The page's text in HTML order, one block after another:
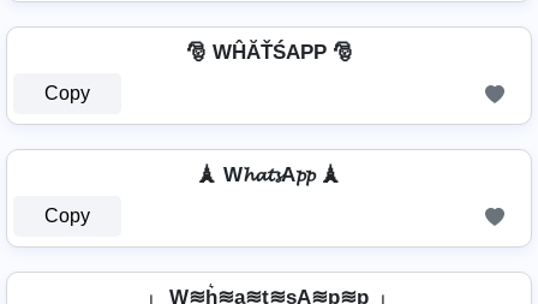
🎅 WĤĂŤŚAРР 🎅
Copy
🗼 W𝓱𝓪𝓽𝓼A𝓹𝓹 🗼
Copy
」 W≋h͛≋a≋t≋sA≋p≋p 」